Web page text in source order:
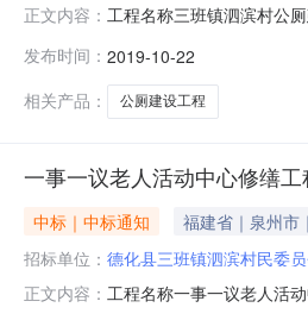
正文内容： 工程名称三班镇泗滨村公
第二中标候选人福建省德
发布时间： 2019-10-22
相关产品：
公厕建设工程
一事一议老人活动中心修缮
中标｜中标通知
福建省｜泉州市
招标单位： 德化县三班镇泗滨村民委
正文内容： 工程名称一事一议老人活